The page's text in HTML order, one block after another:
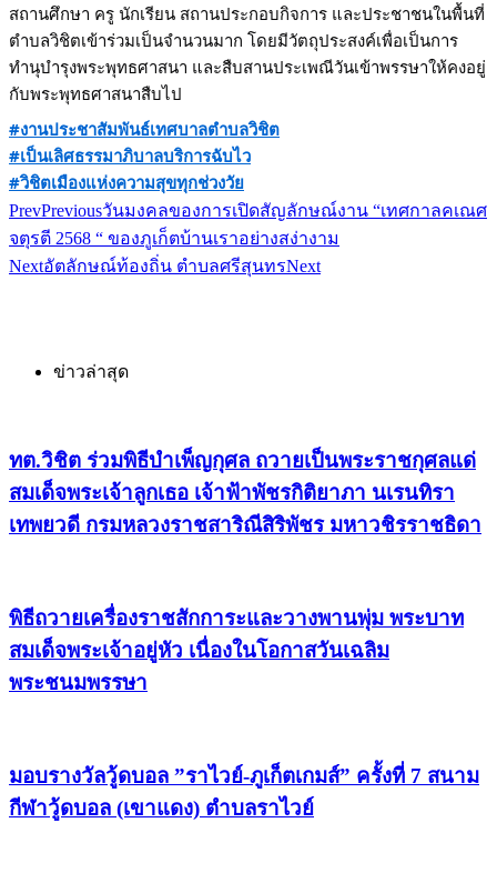
สถานศึกษา ครู นักเรียน สถานประกอบกิจการ และประชาชนในพื้นที่
ตำบลวิชิตเข้าร่วมเป็นจำนวนมาก โดยมีวัตถุประสงค์เพื่อเป็นการ
ทำนุบำรุงพระพุทธศาสนา และสืบสานประเพณีวันเข้าพรรษาให้คงอยู่
กับพระพุทธศาสนาสืบไป
#งานประชาสัมพันธ์เทศบาลตำบลวิชิต
#เป็นเลิศธรรมาภิบาลบริการฉับไว
#วิชิตเมืองแห่งความสุขทุกช่วงวัย
PrevPreviousวันมงคลของการเปิดสัญลักษณ์งาน “เทศกาลคเณศ
จตุรตี 2568 “ ของภูเก็ตบ้านเราอย่างสง่างาม
Nextอัตลักษณ์ท้องถิ่น ตำบลศรีสุนทรNext
ข่าวล่าสุด
ทต.วิชิต ร่วมพิธีบำเพ็ญกุศล ถวายเป็นพระราชกุศลแด่
สมเด็จพระเจ้าลูกเธอ เจ้าฟ้าพัชรกิติยาภา นเรนทิรา
เทพยวดี กรมหลวงราชสาริณีสิริพัชร มหาวชิรราชธิดา
พิธีถวายเครื่องราชสักการะและวางพานพุ่ม พระบาท
สมเด็จพระเจ้าอยู่หัว เนื่องในโอกาสวันเฉลิม
พระชนมพรรษา
มอบรางวัลวู้ดบอล ”ราไวย์-ภูเก็ตเกมส์” ครั้งที่ 7 สนาม
กีฬาวู้ดบอล (เขาแดง) ตำบลราไวย์